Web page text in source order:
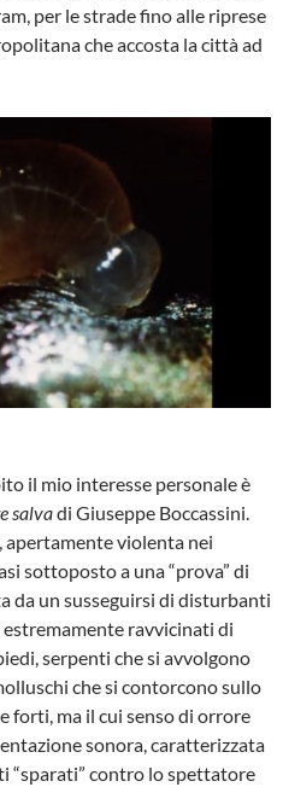
per le strade fino alle riprese
che accosta la città ad
il mio interesse personale è
salvadi Giuseppe Boccassini.
apertamente violenta nei
sottoposto a una “prova” di
da un susseguirsi di disturbanti
ravvicinati di
serpenti che si avvolgono
che si contorcono sullo
forti, ma il cui senso di orrore
sonora, caratterizzata
“sparati” contro lo spettatore